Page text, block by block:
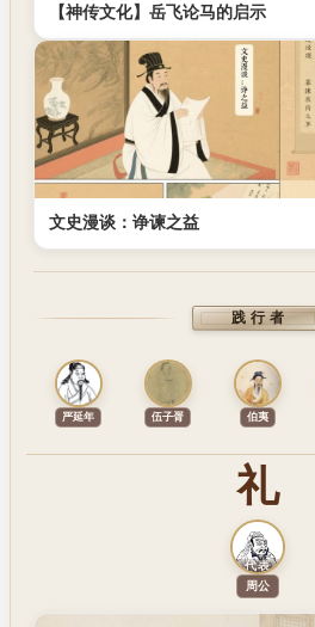
【神传文化】岳飞论马的启示
文史漫谈：诤谏之益
践行者
严延年 伍子胥 伯夷
礼
代表
代表人物
周公